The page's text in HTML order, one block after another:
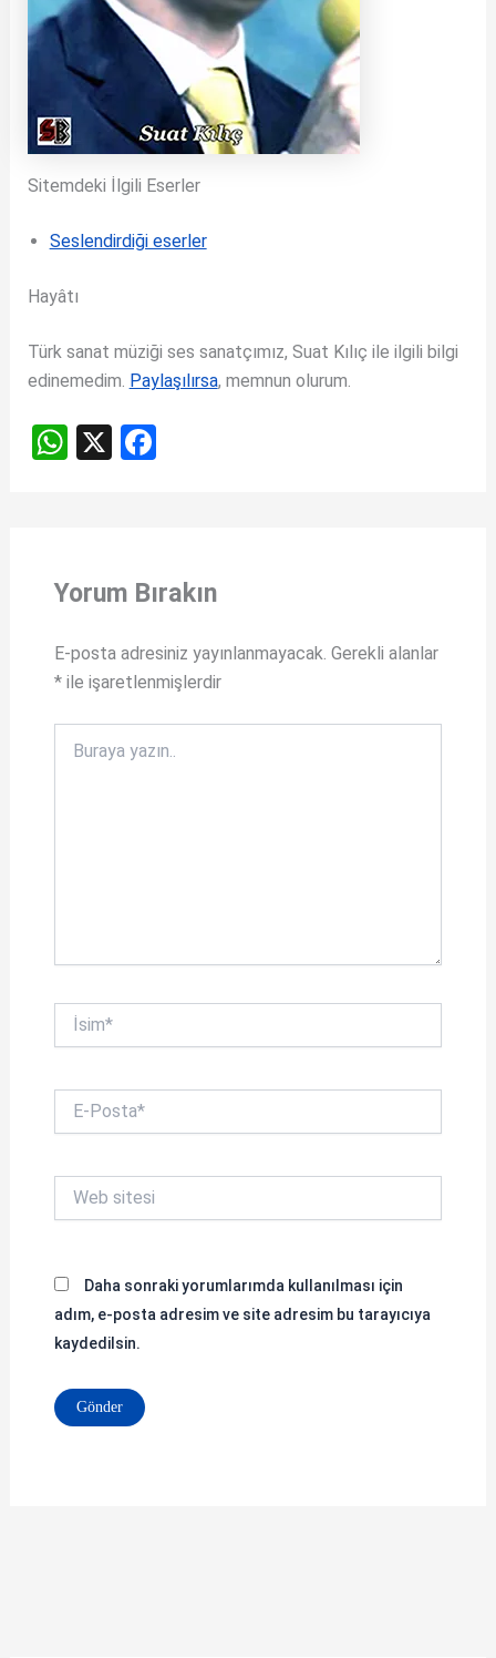
Sitemdeki İlgili Eserler
Seslendirdiği eserler
Hayâtı
Türk sanat müziği ses sanatçımız, Suat Kılıç ile ilgili bilgi
edinemedim. Paylaşılırsa, memnun olurum.
W
A
p
X F
o
k
Yorum Bırakın
E-posta adresiniz yayınlanmayacak. Gerekli alanlar
*ile işaretlenmişlerdir
yazın..
İsim*
Posta*
sitesi
Daha sonraki yorumlarımda kullanılması için
adım, e-posta adresim ve site adresim bu tarayıcıya
kaydedilsin.